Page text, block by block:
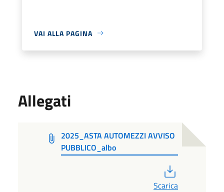
VAI ALLA PAGINA
Allegati
2025_ASTA AUTOMEZZI AVVISO
PUBBLICO_albo
Scarica